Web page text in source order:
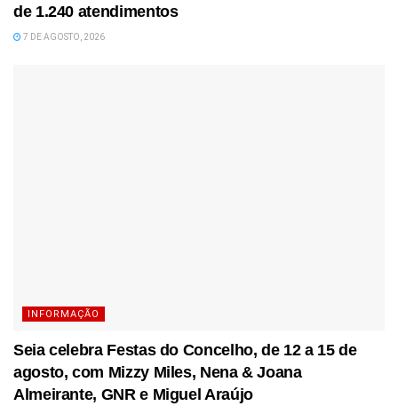
de 1.240 atendimentos
7 DE AGOSTO, 2026
INFORMAÇÃO
Seia celebra Festas do Concelho, de 12 a 15 de
agosto, com Mizzy Miles, Nena & Joana
Almeirante, GNR e Miguel Araújo